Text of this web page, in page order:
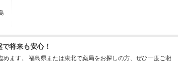
将来も安心！
ます。 福島県または東北で薬局をお探しの方、ぜひ一度ご相